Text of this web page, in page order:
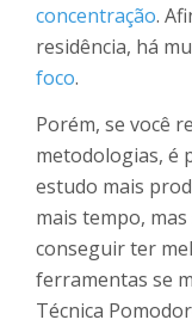
concentração.
residência, há
foco.
Porém, se você
metodologias, é
estudo mais
mais tempo,
conseguir ter
ferramentas se
Técnica